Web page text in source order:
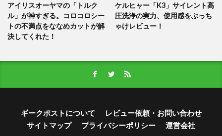
アイリスオーヤマの「トルク
ル」が神すぎる。コロコロシー
トの不満点をななめカットが解
決してくれた！
ケルヒャー「K3」サイレント高
圧洗浄の実力、使用感をぶっち
ゃけレビュー！
ギークポストについて
レビュー依頼・お問い合わせ
サイトマップ
プライバシーポリシー 運営会社